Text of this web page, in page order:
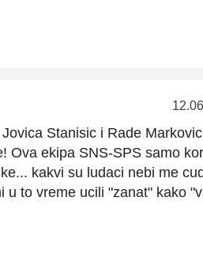
Stanisic i Rade
Ova ekipa SNS-SPS samo
kakvi su ludaci nebi me
to vreme ucili "zanat" kako